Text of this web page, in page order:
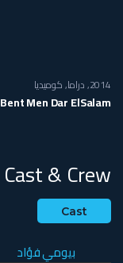
2014 دراما,كوميديا
Bent Men Dar ElSalam
Cast & Crew
Cast
بيومي فؤاد